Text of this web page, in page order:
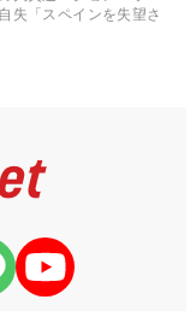
失「スペインを失望さ